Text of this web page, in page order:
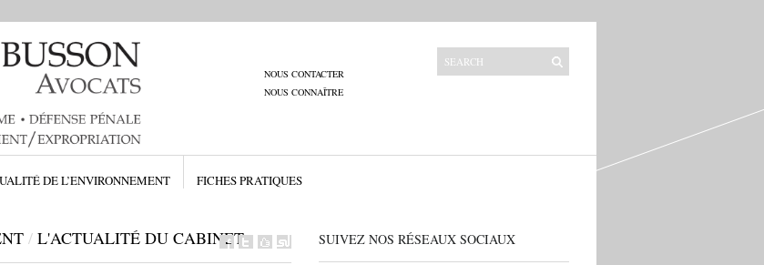
NOUS CONTACTER
NOUS CONNAÎTRE
DE L’ENVIRONNEMENT FICHES PRATIQUES
/ L'ACTUALITÉ DU CABINET SUIVEZ NOS RÉSEAUX SOCIAUX